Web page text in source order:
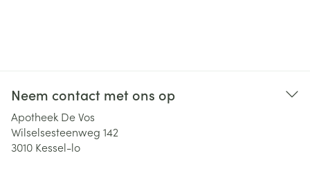
Neem contact met ons op
Apotheek De Vos
Wilselsesteenweg 142
3010 Kessel-lo